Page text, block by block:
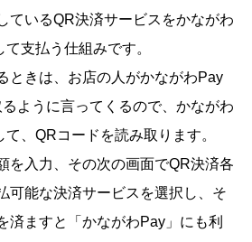
ているQR決済サービスをかながわ
支払う仕組みです。
ときは、お店の人がかながわPay
ように言ってくるので、かながわ
、QRコードを読み取ります。
を入力、その次の画面でQR決済各
可能な決済サービスを選択し、そ
済ますと「かながわPay」にも利